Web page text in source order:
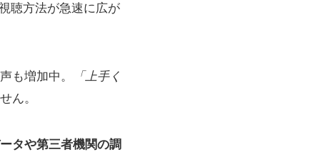
聴方法が急速に広が
も増加中。
「上手く
ん。
タや第三者機関の調